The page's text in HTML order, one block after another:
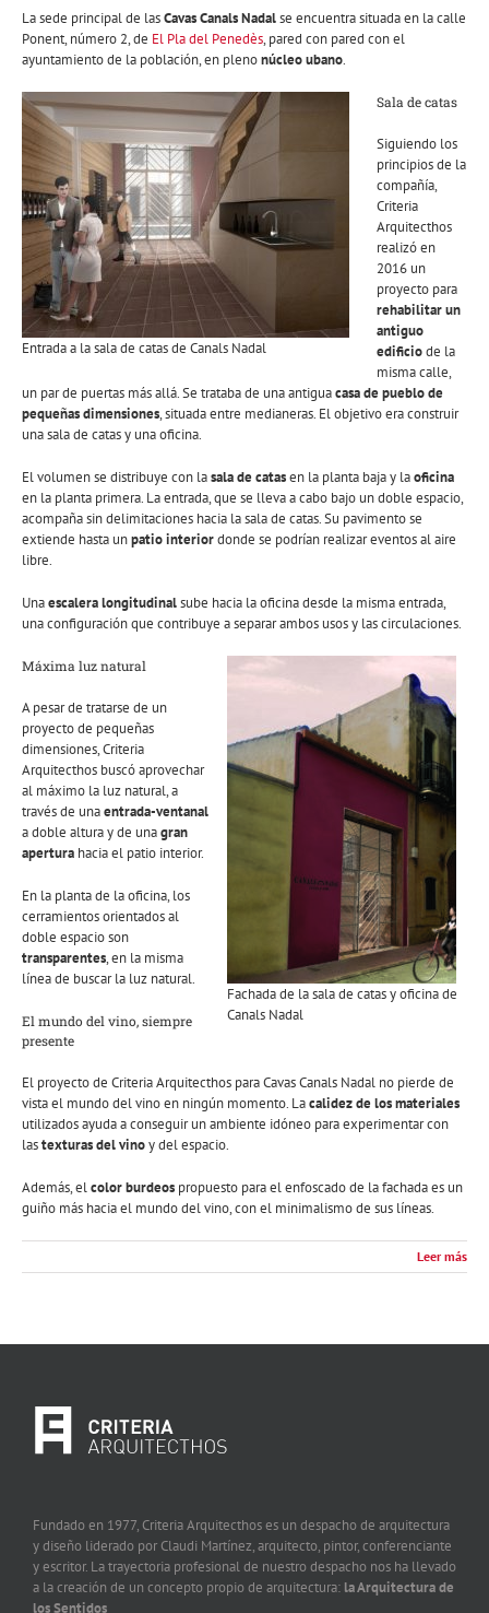
La sede principal de lasCavas Canals Nadalse encuentra situada en la calle
Ponent, número 2, de El Pla del Penedès, pared con pared con el
ayuntamiento de la población, en plenonúcleo ubano.
Entrada a la sala de catas de Canals Nadal
Sala de catas
Siguiendo los
principios de la
compañía,
Criteria
Arquitecthos
realizó en
2016 un
proyecto para
rehabilitar un
antiguo
edificiode la
misma calle,
un par de puertas más allá. Se trataba de una antiguacasa de pueblo de
pequeñas dimensiones, situada entre medianeras. El objetivo era construir
una sala de catas y una oficina.
El volumen se distribuye con lasala de catasen la planta baja y laoficina
en la planta primera. La entrada, que se lleva a cabo bajo un doble espacio,
acompaña sin delimitaciones hacia la sala de catas. Su pavimento se
extiende hasta unpatio interiordonde se podrían realizar eventos al aire
libre.
Unaescalera longitudinalsube hacia la oficina desde la misma entrada,
una configuración que contribuye a separar ambos usos y las circulaciones.
Fachada de la sala de catas y oficina de
Canals Nadal
Máxima luz natural
A pesar de tratarse de un
proyecto de pequeñas
dimensiones, Criteria
Arquitecthos buscó aprovechar
al máximo la luz natural, a
través de unaentrada-ventanal
a doble altura y de unagran
apertura hacia el patio interior.
En la planta de la oficina, los
cerramientos orientados al
doble espacio son
transparentes, en la misma
línea de buscar la luz natural.
El mundo del vino, siempre
presente
El proyecto de Criteria Arquitecthos para Cavas Canals Nadal no pierde de
vista el mundo del vino en ningún momento. Lacalidez de los materiales
utilizados ayuda a conseguir un ambiente idóneo para experimentar con
lastexturas del vinoy del espacio.
Además, elcolor burdeos propuesto para el enfoscado de la fachada es un
guiño más hacia el mundo del vino, con el minimalismo de sus líneas.
Leer más
Fundado en 1977, Criteria Arquitecthos es un despacho de arquitectura
y diseño liderado por Claudi Martínez, arquitecto, pintor, conferenciante
y escritor. La trayectoria profesional de nuestro despacho nos ha llevado
a la creación de un concepto propio de arquitectura: la Arquitectura de
los Sentidos